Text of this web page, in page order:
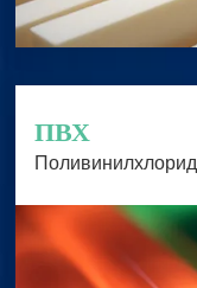
ПВХ
Поливинилхлорид